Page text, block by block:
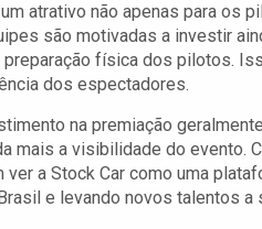
atrativo não apenas para os
são motivadas a investir
física dos pilotos.
dos espectadores.
na premiação
mais a visibilidade do evento.
ver a Stock Car como uma
e levando novos talentos a